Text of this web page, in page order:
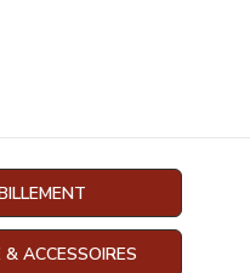
& ACCESSOIRES